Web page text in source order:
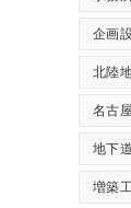
企画
北陸
名古
地下
増築